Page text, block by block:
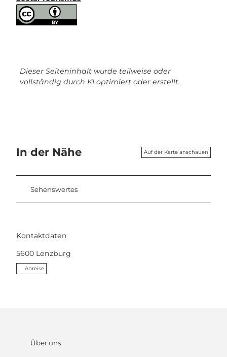
Dieser Seiteninhalt wurde teilweise oder
vollständig durch KI optimiert oder erstellt.
In der Nähe Auf der Karte anschauen
Sehenswertes
Kontaktdaten
5600 Lenzburg
Anreise
Über uns